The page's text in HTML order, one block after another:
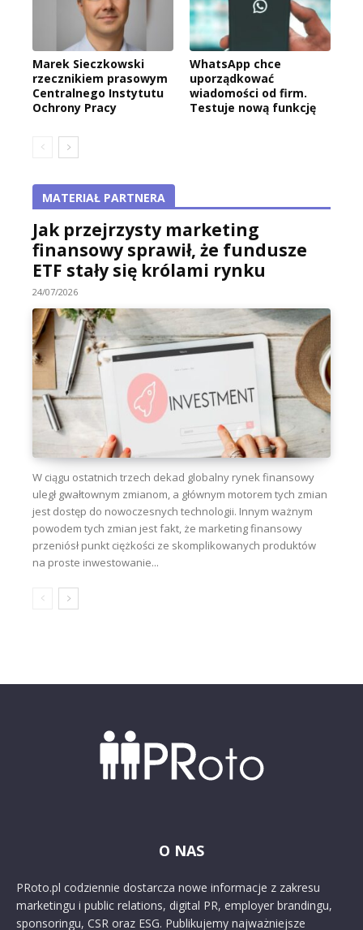
Marek Sieczkowski
rzecznikiem prasowym
Centralnego Instytutu
Ochrony Pracy
WhatsApp chce
uporządkować
wiadomości od firm.
Testuje nową funkcję
MATERIAŁ PARTNERA
Jak przejrzysty marketing
finansowy sprawił, że fundusze
ETF stały się królami rynku
24/07/2026
W ciągu ostatnich trzech dekad globalny rynek finansowy
uległ gwałtownym zmianom, a głównym motorem tych zmian
jest dostęp do nowoczesnych technologii. Innym ważnym
powodem tych zmian jest fakt, że marketing finansowy
przeniósł punkt ciężkości ze skomplikowanych produktów
na proste inwestowanie...
O NAS
PRoto.pl codziennie dostarcza nowe informacje z zakresu
marketingu i public relations, digital PR, employer brandingu,
sponsoringu, CSR oraz ESG. Publikujemy najważniejsze